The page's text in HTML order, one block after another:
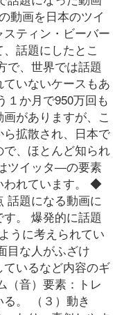
動画を日本のツイ
ティン・ビーバー
話題にしたとこ
で、世界では話題
いないケースもあ
１か月で950万回も
がありますが、こ
拡散され、日本で
、ほとんど知られ
ツイッタ―の要素
われています。 ◆
話題になる動画に
。 爆発的に話題
うに考えられてい
目な人がふざけ
いるなど内容のギ
（音）要素：トレ
。 （３）動き